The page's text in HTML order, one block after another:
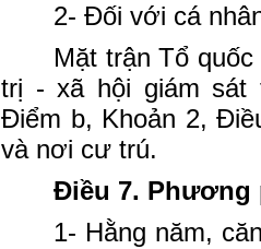
2- Đối với cá
Mặt trận Tổ
trị - xã hội giám sát
Điểm b, Khoản 2,
và nơi cư trú.
Điều 7. Phương
1- Hằng năm,